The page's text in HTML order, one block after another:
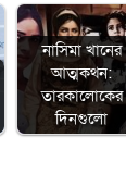
নাসিমা খানের
আত্মকথন:
তারকালোকের
দিনগুলো